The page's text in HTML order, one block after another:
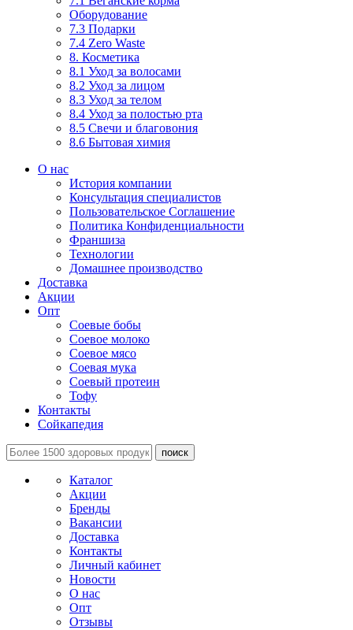
Оборудование
7.3 Подарки
7.4 Zero Waste
8. Косметика
8.1 Уход за волосами
8.2 Уход за лицом
8.3 Уход за телом
8.4 Уход за полостью рта
8.5 Свечи и благовония
8.6 Бытовая химия
О нас
История компании
Консультация специалистов
Пользовательское Соглашение
Политика Конфиденциальности
Франшиза
Технологии
Домашнее производство
Доставка
Акции
Опт
Соевые бобы
Соевое молоко
Соевое мясо
Соевая мука
Соевый протеин
Тофу
Контакты
Сойкапедия
поиск
Каталог
Акции
Бренды
Вакансии
Доставка
Контакты
Личный кабинет
Новости
О нас
Опт
Отзывы